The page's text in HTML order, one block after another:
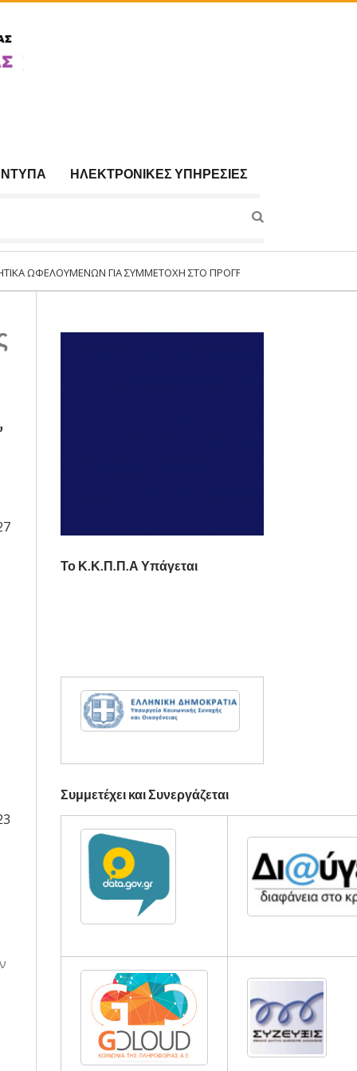
ΗΛΕΚΤΡΟΝΙΚΈΣ ΥΠΗΡΕΣΊΕΣ
ΓΙΑ ΣΥΜΜΕΤΟΧΉ ΣΤΟ ΠΡΌΓΡΑΜΜΑ:«ΣΥΝΈΧΙΣΗ ΛΕΙΤΟΥΡΓΊΑΣ ΤΗΣ
Το Κ.Κ.Π.Π.Α Υπάγεται
Συμμετέχει και Συνεργάζεται